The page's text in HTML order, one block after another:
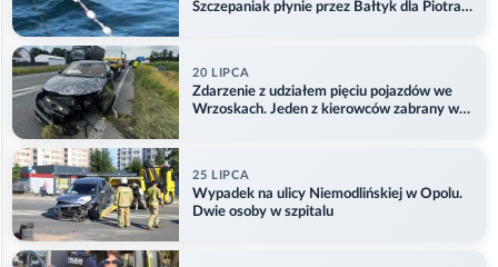
Szczepaniak płynie przez Bałtyk dla Piotra.
20 LIPCA
Zdarzenie z udziałem pięciu pojazdów we
Wrzoskach. Jeden z kierowców zabrany w
25 LIPCA
Wypadek na ulicy Niemodlińskiej w Opolu.
Dwie osoby w szpitalu